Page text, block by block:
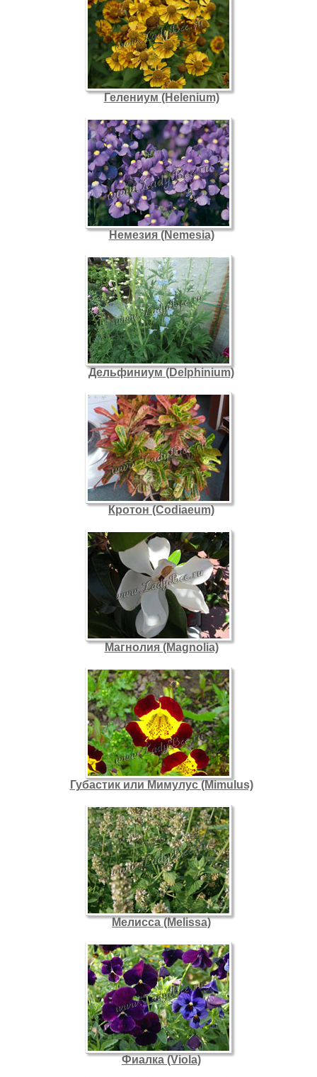
Гелениум (Helenium)
Немезия (Nemesia)
Дельфиниум (Delphinium)
Кротон (Codiaeum)
Магнолия (Magnolia)
Губастик или Мимулус (Mimulus)
Мелисса (Melissa)
Фиалка (Viola)